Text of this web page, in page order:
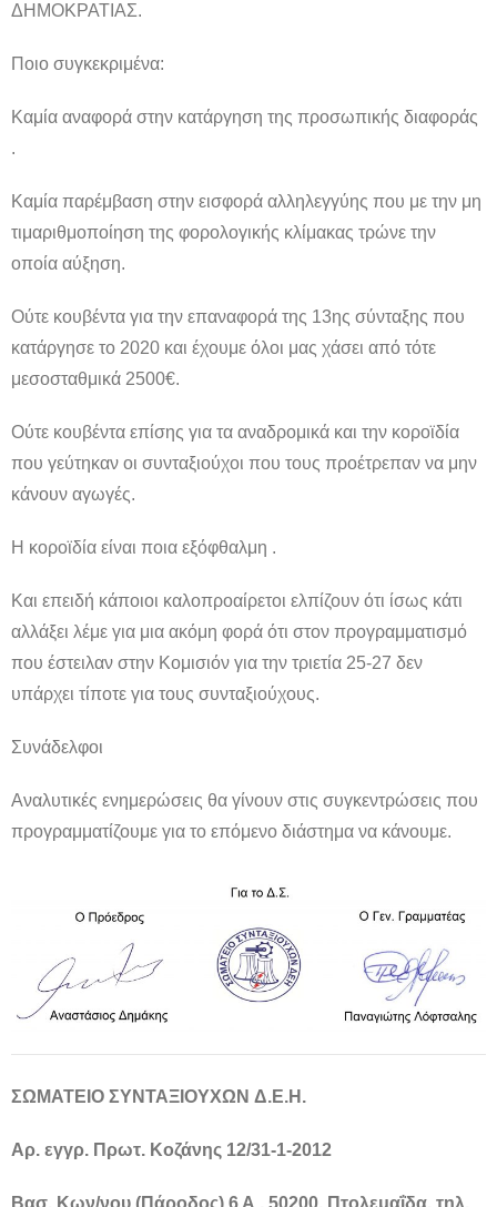
ΔΗΜΟΚΡΑΤΙΑΣ.
Ποιο συγκεκριμένα:
Καμία αναφορά στην κατάργηση της προσωπικής διαφοράς
.
Καμία παρέμβαση στην εισφορά αλληλεγγύης που με την μη
τιμαριθμοποίηση της φορολογικής κλίμακας τρώνε την
οποία αύξηση.
Ούτε κουβέντα για την επαναφορά της 13ης σύνταξης που
κατάργησε το 2020 και έχουμε όλοι μας χάσει από τότε
μεσοσταθμικά 2500€.
Ούτε κουβέντα επίσης για τα αναδρομικά και την κοροϊδία
που γεύτηκαν οι συνταξιούχοι που τους προέτρεπαν να μην
κάνουν αγωγές.
Η κοροϊδία είναι ποια εξόφθαλμη .
Και επειδή κάποιοι καλοπροαίρετοι ελπίζουν ότι ίσως κάτι
αλλάξει λέμε για μια ακόμη φορά ότι στον προγραμματισμό
που έστειλαν στην Κομισιόν για την τριετία 25-27 δεν
υπάρχει τίποτε για τους συνταξιούχους.
Συνάδελφοι
Αναλυτικές ενημερώσεις θα γίνουν στις συγκεντρώσεις που
προγραμματίζουμε για το επόμενο διάστημα να κάνουμε.
ΣΩΜΑΤΕΙΟ ΣΥΝΤΑΞΙΟΥΧΩΝ Δ.Ε.Η .
Αρ. εγγρ. Πρωτ. Κοζάνης 12/31-1-2012
Βασ. Κων/νου (Πάροδος) 6 Α , 50200, Πτολεμαΐδα, τηλ.